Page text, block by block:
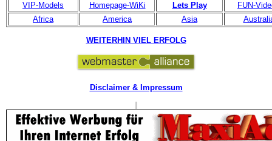
VIP-Models
Homepage-WiKi Lets Play
FUN-
Africa
America Asia
WEITERHIN VIEL ERFOLG
Disclaimer & Impressum